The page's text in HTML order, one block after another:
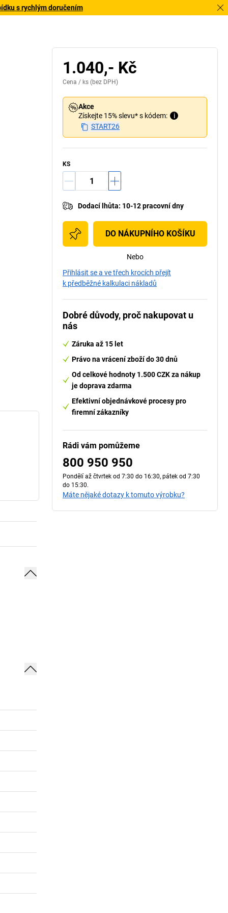
s rychlým doručením
1.040,- Kč
Cena / ks (bez DPH)
Akce
Získejte 15% slevu* s kódem:
i
START26
KS
Dodací lhůta: 10-12 pracovní dny
DO NÁKUPNÍHO KOŠÍKU
Nebo
Přihlásit se a ve třech krocích přejít
k předběžné kalkulaci nákladů
Dobré důvody, proč nakupovat u
nás
Záruka až 15 let
Právo na vrácení zboží do 30 dnů
Od celkové hodnoty 1.500 CZK za nákup
je doprava zdarma
Efektivní objednávkové procesy pro
firemní zákazníky
Rádi vám pomůžeme
800 950 950
Pondělí až čtvrtek od 7:30 do 16:30, pátek od 7:30
do 15:30.
Máte nějaké dotazy k tomuto výrobku?